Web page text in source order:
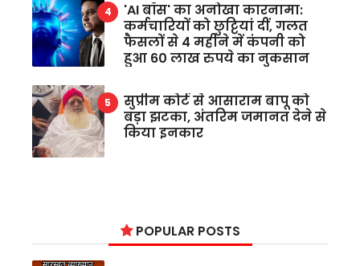
'AI बॉस' का अनोखा कारनामा:
कर्मचारियों को छुट्टियां दीं, गलत
फैसलों से 4 महीने में कंपनी को
हुआ 60 लाख रुपये का नुकसान
सुप्रीम कोर्ट से आसाराम बापू को
बड़ा झटका, अंतरिम जमानत देने से
किया इनकार
POPULAR POSTS